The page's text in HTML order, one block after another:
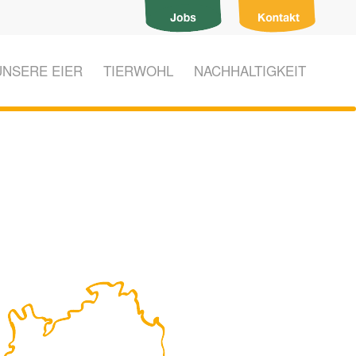
EIER TIERWOHL NACHHALTIGKEIT